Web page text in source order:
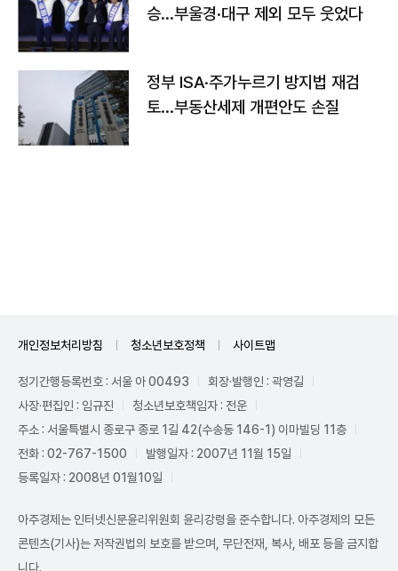
승…부울경·대구 제외 모두 웃었다
정부 ISA·주가누르기 방지법 재검
토…부동산세제 개편안도 손질
개인정보처리방침 청소년보호정책 사이트맵
정기간행등록번호 : 서울 아 00493
회장·발행인 : 곽영길
사장·편집인 : 임규진
청소년보호책임자 : 전운
주소 : 서울특별시 종로구 종로 1길 42(수송동 146-1) 이마빌딩 11층
전화 : 02-767-1500
발행일자 : 2007년 11월 15일
등록일자 : 2008년 01월10일
아주경제는 인터넷신문윤리위원회 윤리강령을 준수합니다. 아주경제의 모든
콘텐츠(기사)는 저작권법의 보호를 받으며, 무단전재, 복사, 배포 등을 금지합
니다.